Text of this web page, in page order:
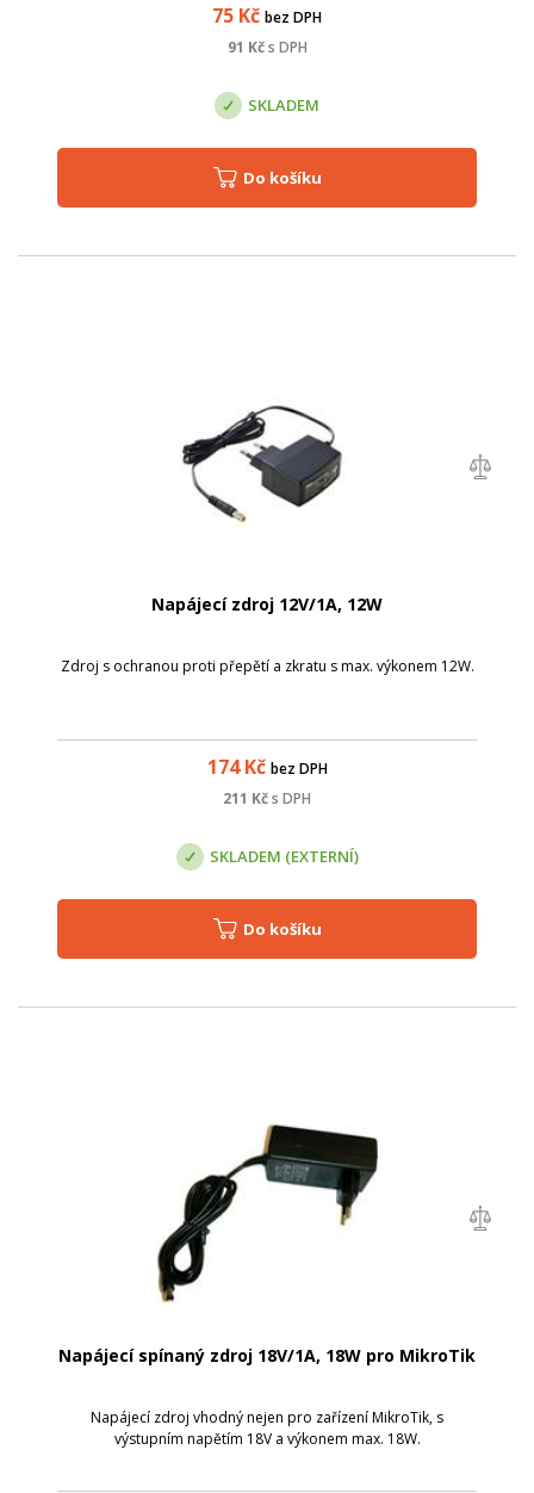
75 Kč bez DPH
91 Kč s DPH
SKLADEM
Do košíku
Napájecí zdroj 12V/1A, 12W
Zdroj s ochranou proti přepětí a zkratu s max. výkonem 12W.
174Kč bez DPH
211 Kčs DPH
SKLADEM (EXTERNÍ)
Do košíku
Napájecí spínaný zdroj 18V/1A, 18W pro MikroTik
Napájecí zdroj vhodný nejen pro zařízení MikroTik, s
výstupním napětím 18V a výkonem max. 18W.